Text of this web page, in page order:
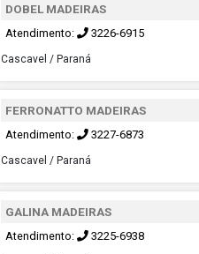
DOBEL MADEIRAS
Atendimento: 3226-6915
Cascavel / Paraná
FERRONATTO MADEIRAS
Atendimento: 3227-6873
Cascavel / Paraná
GALINA MADEIRAS
Atendimento: 3225-6938